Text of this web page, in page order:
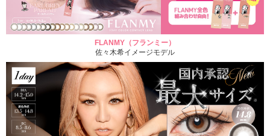
FLANMY（フランミー）
佐々木希イメージモデル